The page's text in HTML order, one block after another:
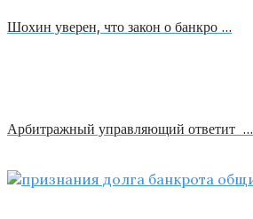
Шохин уверен, что закон о банкро …
Арбитражный управляющий ответит …